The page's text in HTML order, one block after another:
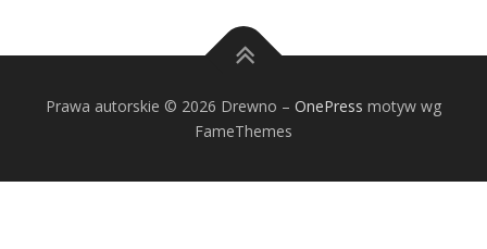
Prawa autorskie © 2026 Drewno – OnePress motyw wg
FameThemes